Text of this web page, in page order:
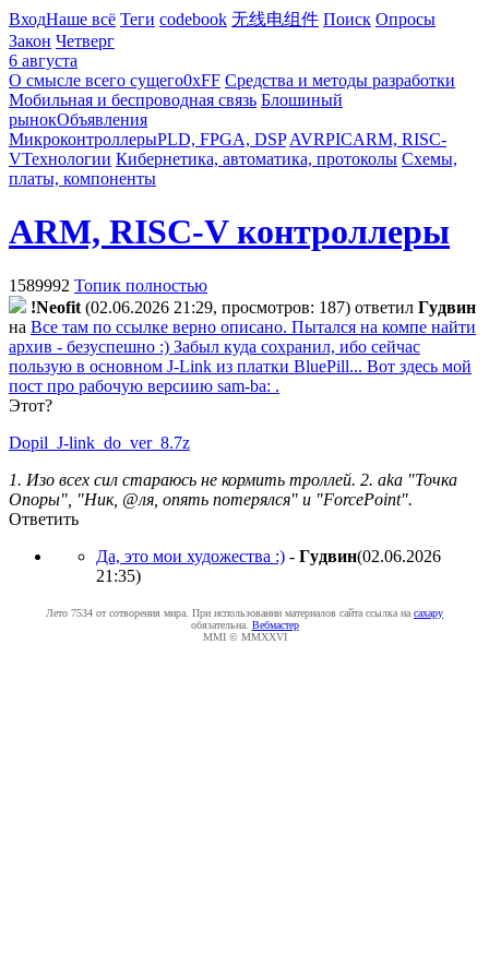
ВходНаше всё Теги codebook 无线电组件 Поиск Опросы
Закон Четверг
6 августа
О смысле всего сущего0xFF Средства и методы разработки
Мобильная и беспроводная связь Блошиный
рынокОбъявления
МикроконтроллерыPLD, FPGA, DSP AVRPICARM, RISC-
VТехнологии Кибернетика, автоматика, протоколы Схемы,
платы, компоненты
ARM, RISC-V контроллеры
1589992 Топик полностью
!Neofit (02.06.2026 21:29, просмотров: 187) ответил Гyдвин
на Все там по ссылке верно описано. Пытался на компе найти
архив - безуспешно :) Забыл куда сохранил, ибо сейчас
пользую в основном J-Link из платки BluePill... Вот здесь мой
пост про рабочую версиию sam-ba: .
Этот?
Dopil_J-link_do_ver_8.7z
1. Изо всех сил стараюсь не кормить троллей. 2. aka "Точка
Опоры", "Ник, @ля, опять потерялся" и "ForcePoint".
Ответить
Да, это мои художества :) - Гyдвин(02.06.2026
21:35)
Лето 7534 от сотворения мира. При использовании материалов сайта ссылка на caxapу
обязательна. Вебмастер
MMI © MMXXVI